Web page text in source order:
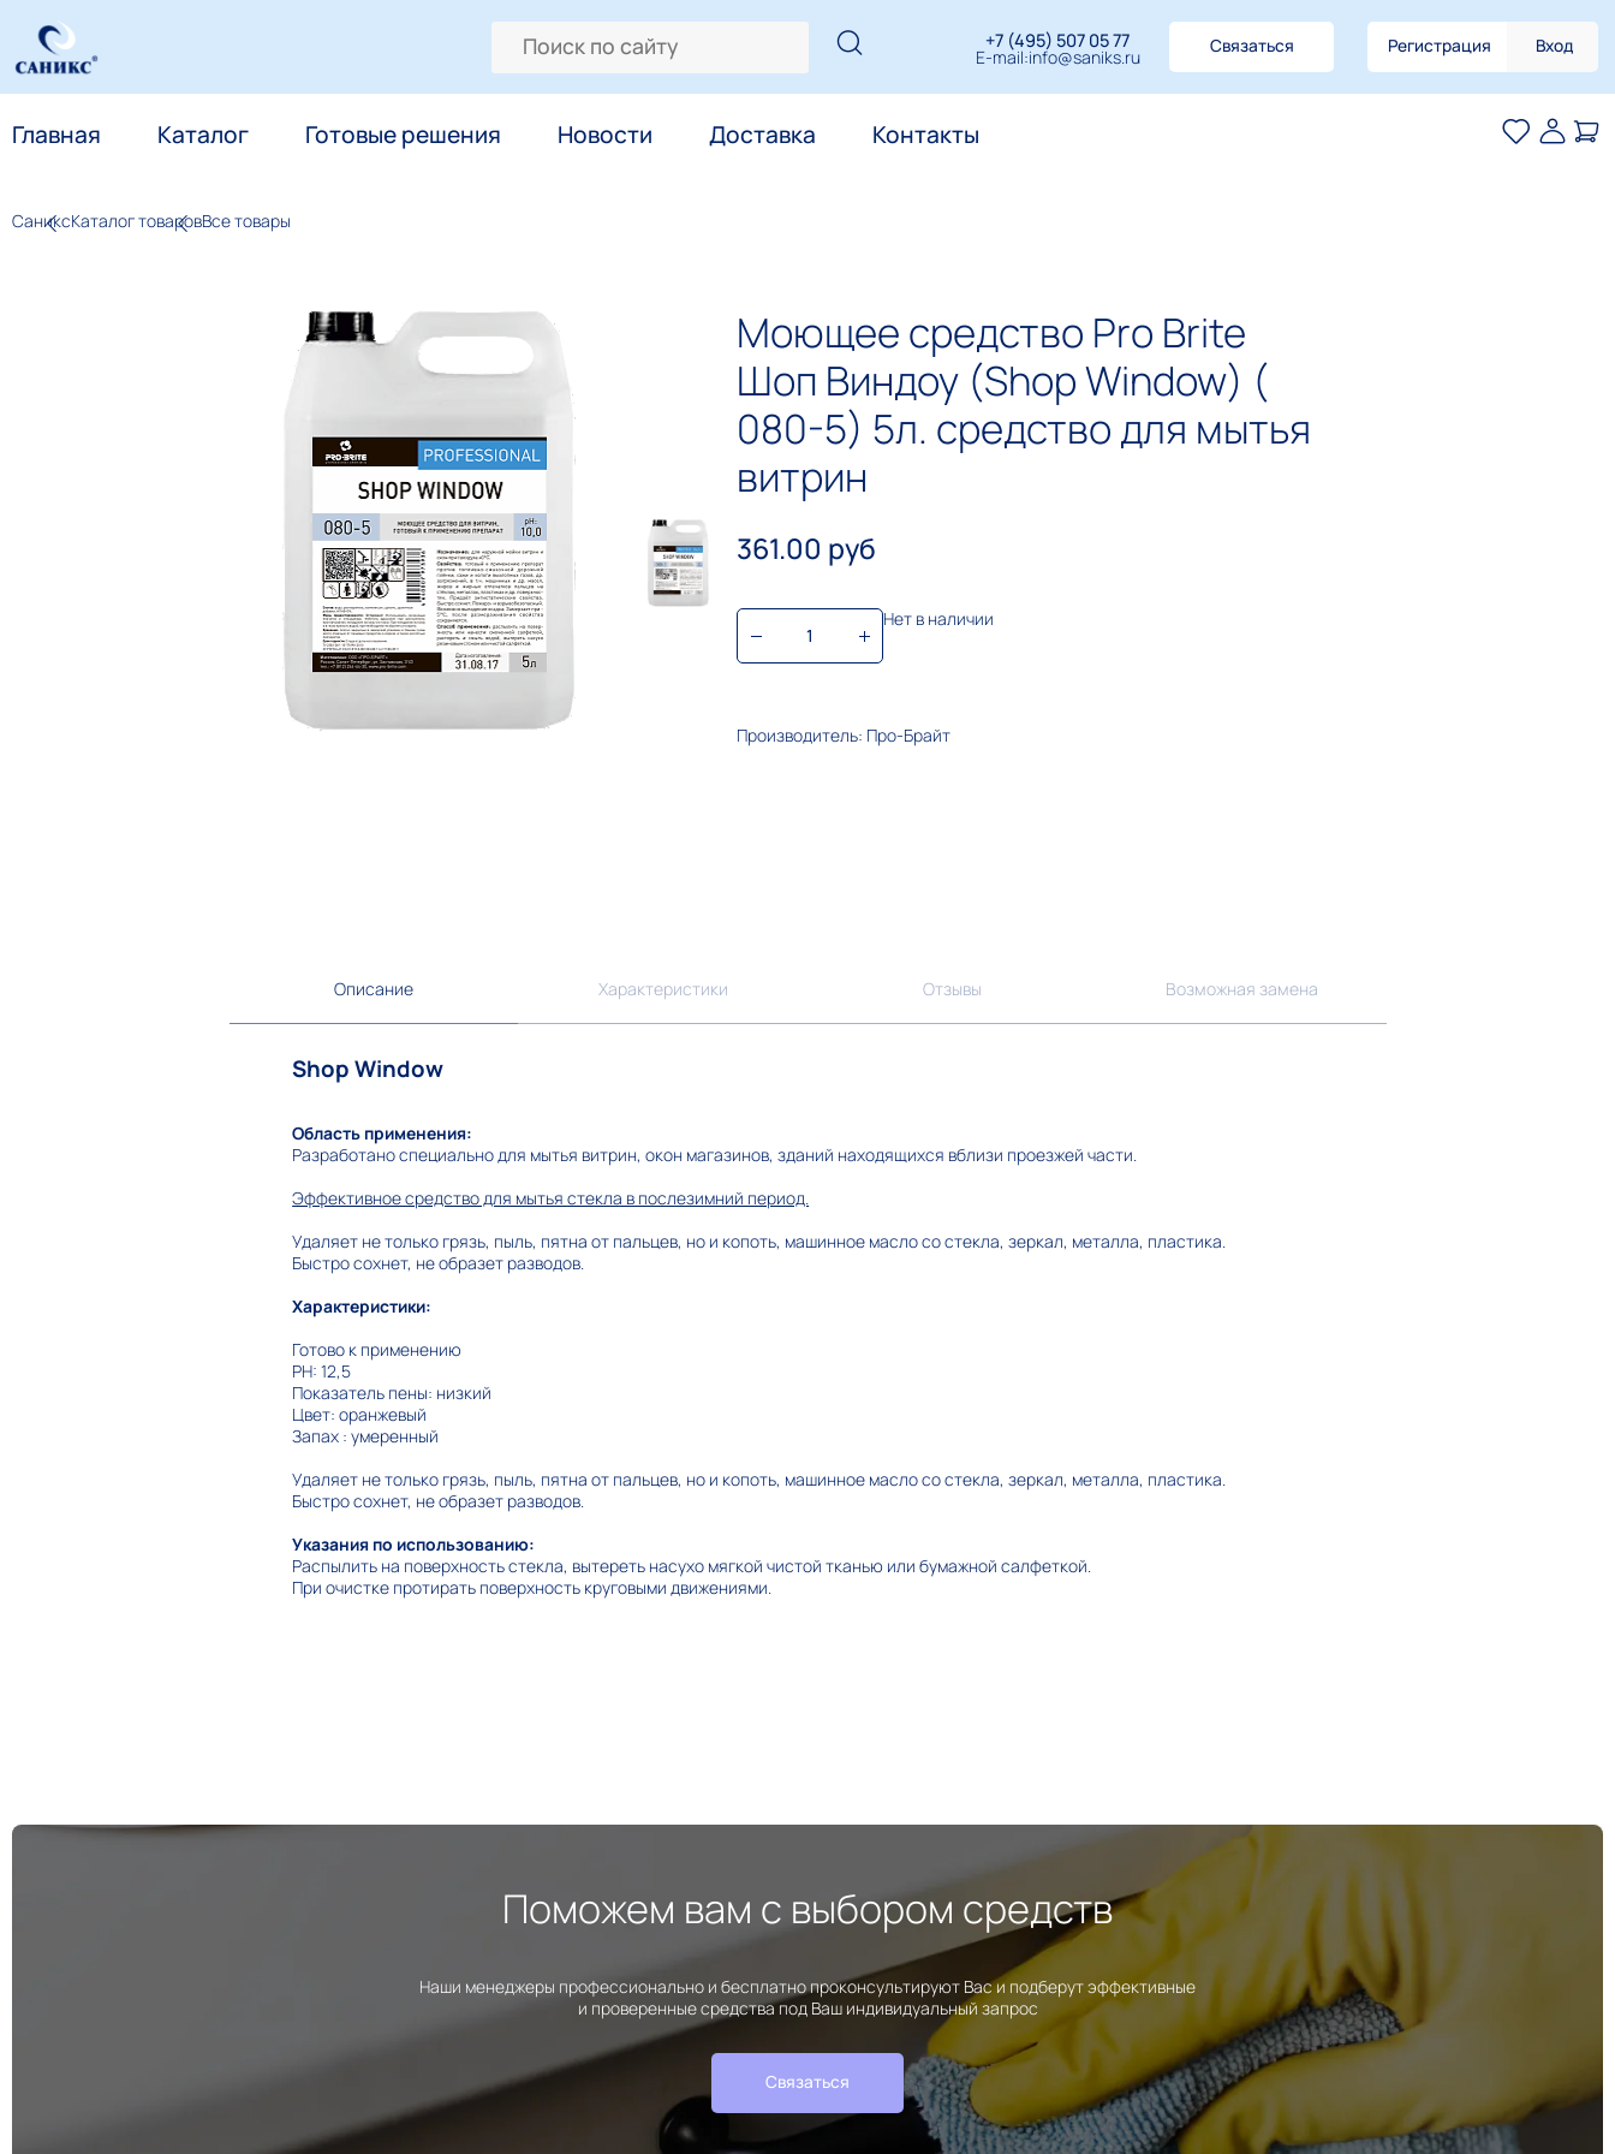
+7 (495) 507 05 77
E-mail:info@saniks.ru Связаться Регистрация Вход
Главная Каталог Готовые решения Новости Доставка Контакты
СаниксКаталог товаровВсе товары
Моющее средство Pro Brite
Шоп Виндоу (Shop Window) (
080-5) 5л. средство для мытья
витрин
361.00 руб
Нет в наличии
Производитель: Про-Брайт
Описание Характеристики Отзывы Возможная замена
Shop Window
Область применения:
Разработано специально для мытья витрин, окон магазинов, зданий находящихся вблизи проезжей части.
Эффективное средство для мытья стекла в послезимний период.
Удаляет не только грязь, пыль, пятна от пальцев, но и копоть, машинное масло со стекла, зеркал, металла, пластика.
Быстро сохнет, не образет разводов.
Характеристики:
Готово к применению
PH: 12,5
Показатель пены: низкий
Цвет: оранжевый
Запах : умеренный
Удаляет не только грязь, пыль, пятна от пальцев, но и копоть, машинное масло со стекла, зеркал, металла, пластика.
Быстро сохнет, не образет разводов.
Указания по использованию:
Распылить на поверхность стекла, вытереть насухо мягкой чистой тканью или бумажной салфеткой.
При очистке протирать поверхность круговыми движениями.
Поможем вам с выбором средств
Наши менеджеры профессионально и бесплатно проконсультируют Вас и подберут эффективные
и проверенные средства под Ваш индивидуальный запрос
Связаться